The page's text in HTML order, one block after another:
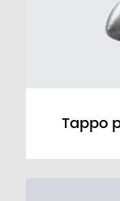
Tappo